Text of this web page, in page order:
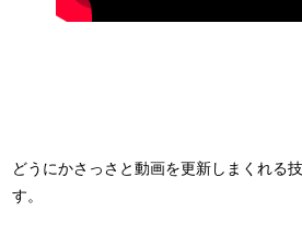
どうにかさっさと動画を更新しまくれる
す。